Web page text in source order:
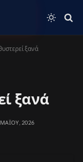
ξανά
ξανά
2026